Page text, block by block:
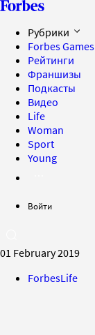
Рубрики
Forbes Games
Рейтинги
Франшизы
Подкасты
Видео
Life
Woman
Sport
Young
Войти
01 February 2019
ForbesLife